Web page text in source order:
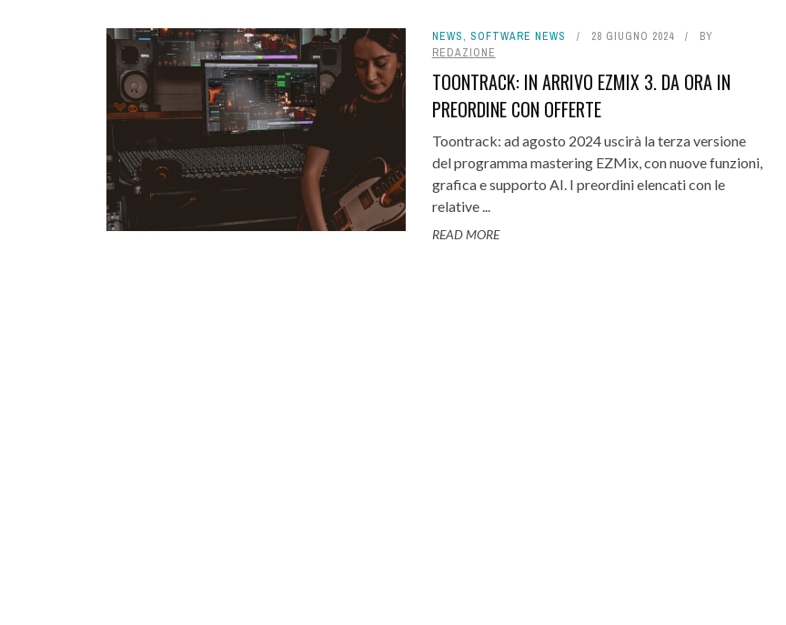
NEWS, SOFTWARE NEWS 28 GIUGNO 2024
BY
REDAZIONE
TOONTRACK: IN ARRIVO EZMIX 3. DA ORA IN
PREORDINE CON OFFERTE
Toontrack: ad agosto 2024 uscirà la terza versione
del programma mastering EZMix, con nuove funzioni,
grafica e supporto AI. I preordini elencati con le
relative ...
READ MORE